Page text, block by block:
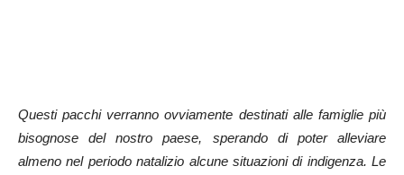
Questi pacchi verranno ovviamente destinati alle famiglie più
bisognose del nostro paese, sperando di poter alleviare
almeno nel periodo natalizio alcune situazioni di indigenza. Le